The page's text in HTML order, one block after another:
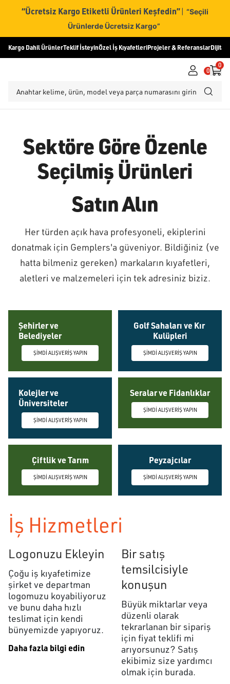
“Ücretsiz Kargo Etiketli Ürünleri Keşfedin” | “Seçili
Ürünlerde Ücretsiz Kargo”
Kargo Dahil ÜrünlerTeklif İsteyinÖzel İş KıyafetleriProjeler & ReferanslarDijital
0
0
Sektöre Göre Özenle
Seçilmiş Ürünleri
Satın Alın
Her türden açık hava profesyoneli, ekiplerini
donatmak için Gemplers'a güveniyor. Bildiğiniz (ve
hatta bilmeniz gereken) markaların kıyafetleri,
aletleri ve malzemeleri için tek adresiniz biziz.
Şehirler ve
Belediyeler
ŞİMDİ ALIŞVERİŞ YAPIN
Golf Sahaları ve Kır
Kulüpleri
ŞİMDİ ALIŞVERİŞ YAPIN
Kolejler ve
Üniversiteler
ŞİMDİ ALIŞVERİŞ YAPIN
Seralar ve Fidanlıklar
ŞİMDİ ALIŞVERİŞ YAPIN
Çiftlik ve Tarım
ŞİMDİ ALIŞVERİŞ YAPIN
Peyzajcılar
ŞİMDİ ALIŞVERİŞ YAPIN
İş Hizmetleri
Logonuzu Ekleyin
Çoğu iş kıyafetimize
şirket ve departman
logomuzu koyabiliyoruz
ve bunu daha hızlı
teslimat için kendi
bünyemizde yapıyoruz.
Daha fazla bilgi edin
Bir satış
temsilcisiyle
konuşun
Büyük miktarlar veya
düzenli olarak
tekrarlanan bir sipariş
için fiyat teklifi mi
arıyorsunuz? Satış
ekibimiz size yardımcı
olmak için burada.